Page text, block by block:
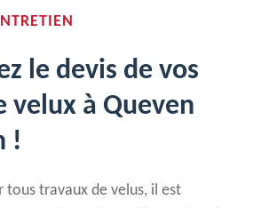
le devis de vos
velux à Queven
!
tous travaux de velus, il est